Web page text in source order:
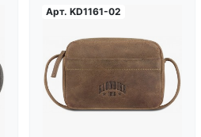
Арт. KD1161-02
Загрузка...